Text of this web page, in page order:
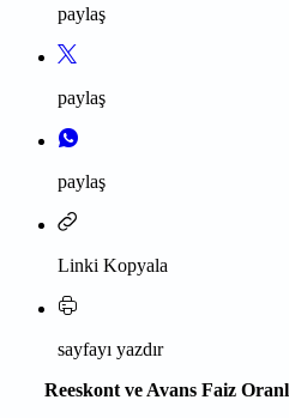
paylaş
paylaş
paylaş
Linki Kopyala
sayfayı yazdır
Reeskont ve Avans Faiz